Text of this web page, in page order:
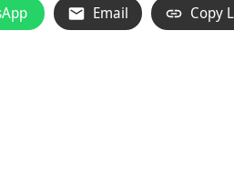
Email Copy